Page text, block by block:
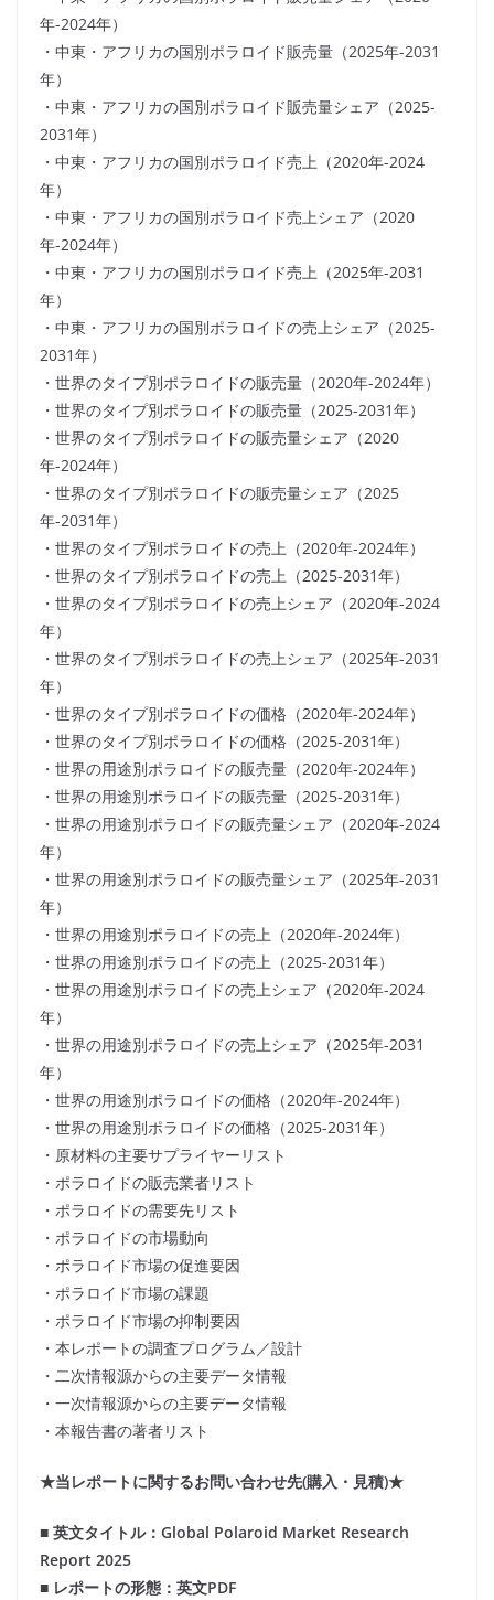
年-2024年）
・中東・アフリカの国別ポラロイド販売量（2025年-2031
年）
・中東・アフリカの国別ポラロイド販売量シェア（2025-
2031年）
・中東・アフリカの国別ポラロイド売上（2020年-2024
年）
・中東・アフリカの国別ポラロイド売上シェア（2020
年-2024年）
・中東・アフリカの国別ポラロイド売上（2025年-2031
年）
・中東・アフリカの国別ポラロイドの売上シェア（2025-
2031年）
・世界のタイプ別ポラロイドの販売量（2020年-2024年）
・世界のタイプ別ポラロイドの販売量（2025-2031年）
・世界のタイプ別ポラロイドの販売量シェア（2020
年-2024年）
・世界のタイプ別ポラロイドの販売量シェア（2025
年-2031年）
・世界のタイプ別ポラロイドの売上（2020年-2024年）
・世界のタイプ別ポラロイドの売上（2025-2031年）
・世界のタイプ別ポラロイドの売上シェア（2020年-2024
年）
・世界のタイプ別ポラロイドの売上シェア（2025年-2031
年）
・世界のタイプ別ポラロイドの価格（2020年-2024年）
・世界のタイプ別ポラロイドの価格（2025-2031年）
・世界の用途別ポラロイドの販売量（2020年-2024年）
・世界の用途別ポラロイドの販売量（2025-2031年）
・世界の用途別ポラロイドの販売量シェア（2020年-2024
年）
・世界の用途別ポラロイドの販売量シェア（2025年-2031
年）
・世界の用途別ポラロイドの売上（2020年-2024年）
・世界の用途別ポラロイドの売上（2025-2031年）
・世界の用途別ポラロイドの売上シェア（2020年-2024
年）
・世界の用途別ポラロイドの売上シェア（2025年-2031
年）
・世界の用途別ポラロイドの価格（2020年-2024年）
・世界の用途別ポラロイドの価格（2025-2031年）
・原材料の主要サプライヤーリスト
・ポラロイドの販売業者リスト
・ポラロイドの需要先リスト
・ポラロイドの市場動向
・ポラロイド市場の促進要因
・ポラロイド市場の課題
・ポラロイド市場の抑制要因
・本レポートの調査プログラム／設計
・二次情報源からの主要データ情報
・一次情報源からの主要データ情報
・本報告書の著者リスト
★当レポートに関するお問い合わせ先(購入・見積)★
■ 英文タイトル：Global Polaroid Market Research
Report 2025
■ レポートの形態：英文PDF